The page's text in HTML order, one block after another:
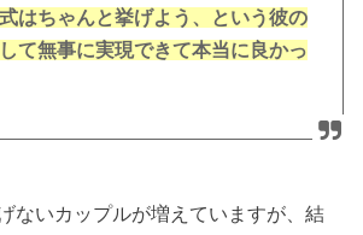
はちゃんと挙げよう、という彼の
て無事に実現できて本当に良かっ
ないカップルが増えていますが、結